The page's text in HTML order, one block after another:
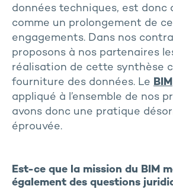
données techniques, est donc
comme un prolongement de
engagements. Dans nos
proposons à nos partenaires
réalisation de cette synthèse
fourniture des données. Le BIM
appliqué à l’ensemble de nos
avons donc une pratique
éprouvée.
Est-ce que la mission du BIM
également des questions